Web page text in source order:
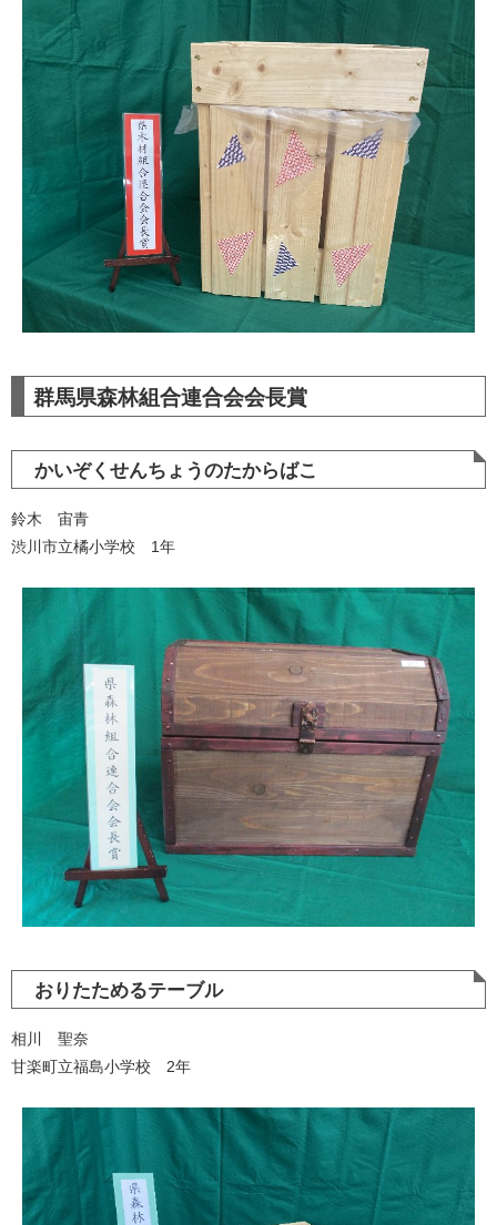
群馬県森林組合連合会会長賞
かいぞくせんちょうのたからばこ
鈴木 宙青
渋川市立橘小学校 1年
おりたためるテーブル
相川 聖奈
甘楽町立福島小学校 2年